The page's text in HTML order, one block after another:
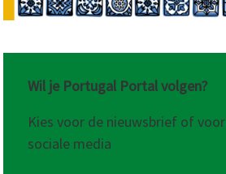
Wil je Portugal Portal volgen?
Kies voor de nieuwsbrief of voor
sociale media